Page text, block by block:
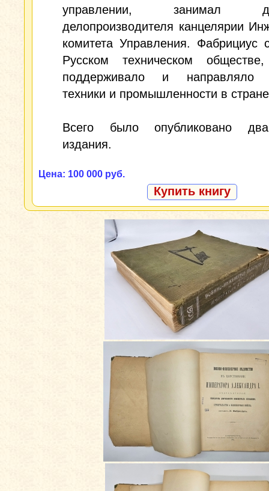
управлении, занимал
делопроизводителя канцелярии
комитета Управления. Фабрициус
Русском техническом
поддерживало и направляло
техники и промышленности в
Всего было опубликовано
издания.
Цена: 100 000 руб.
Купить книгу